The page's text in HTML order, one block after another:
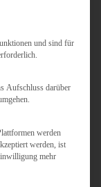
erteilt werden
und sind für
Aufschluss darüber
werden
werden, ist
mehr